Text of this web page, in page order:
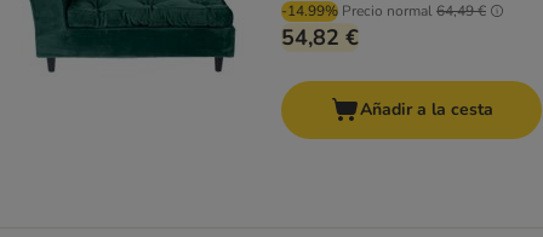
-14.99% Precio normal64,49 €
54,82 €
Añadir a la cesta